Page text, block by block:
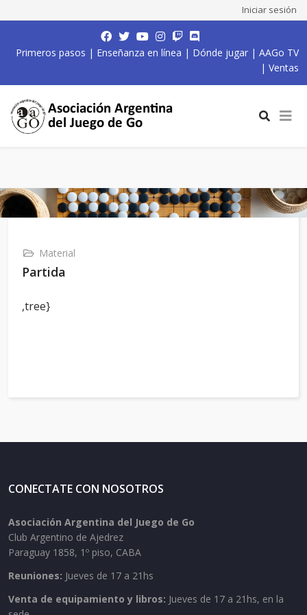
Iniciar sesión
Primeros pasos | Enseñanza en línea | Dónde jugar | AAGo TV
| Ventas
Material
Partida
,tree}
CONECTATE CON NOSOTROS
Asociación Argentina del Juego de Go
Club Argentino de Ajedrez
Paraguay 1858, 1º piso, CABA
Reuniones: Jueves de 17 a 21hs
Venta de equipamiento y libros: Jueves de 17 a 21hs, en la